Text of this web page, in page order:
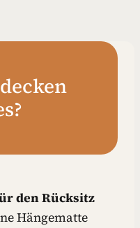
den Rücksitz
Hängematte